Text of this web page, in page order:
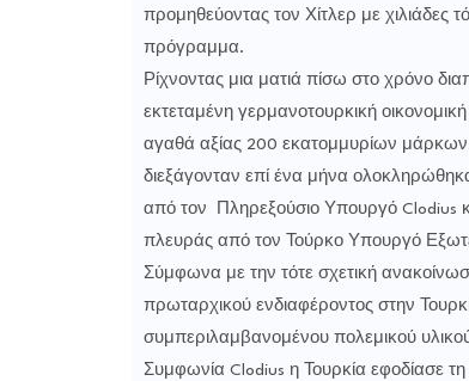
προμηθεύοντας τον Χίτλερ με χιλιάδες
πρόγραμμα.
Ρίχνοντας μια ματιά πίσω στο χρόνο
εκτεταμένη γερμανοτουρκική
αγαθά αξίας 200 εκατομμυρίων μάρκων.
διεξάγονταν επί ένα μήνα
από τον Πληρεξούσιο Υπουργό Clodius
πλευράς από τον Τούρκο Υπουργό
Σύμφωνα με την τότε σχετική
πρωταρχικού ενδιαφέροντος στην
συμπεριλαμβανομένου πολεμικού
Συμφωνία Clodius η Τουρκία εφοδίασε